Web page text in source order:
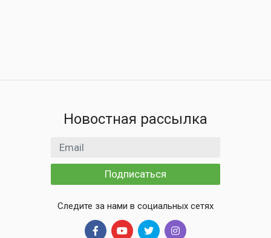
Новостная рассылка
Email адрес
Подписаться
Следите за нами в социальных сетях